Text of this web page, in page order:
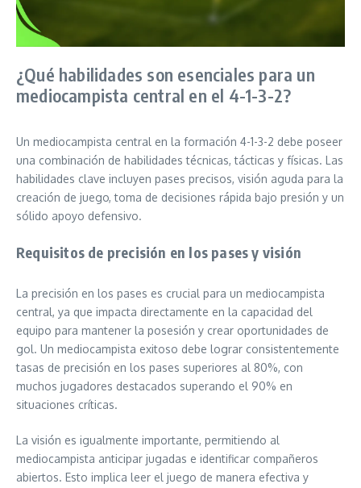
¿Qué habilidades son esenciales para un
mediocampista central en el 4-1-3-2?
Un mediocampista central en la formación 4-1-3-2 debe poseer
una combinación de habilidades técnicas, tácticas y físicas. Las
habilidades clave incluyen pases precisos, visión aguda para la
creación de juego, toma de decisiones rápida bajo presión y un
sólido apoyo defensivo.
Requisitos de precisión en los pases y visión
La precisión en los pases es crucial para un mediocampista
central, ya que impacta directamente en la capacidad del
equipo para mantener la posesión y crear oportunidades de
gol. Un mediocampista exitoso debe lograr consistentemente
tasas de precisión en los pases superiores al 80%, con
muchos jugadores destacados superando el 90% en
situaciones críticas.
La visión es igualmente importante, permitiendo al
mediocampista anticipar jugadas e identificar compañeros
abiertos. Esto implica leer el juego de manera efectiva y